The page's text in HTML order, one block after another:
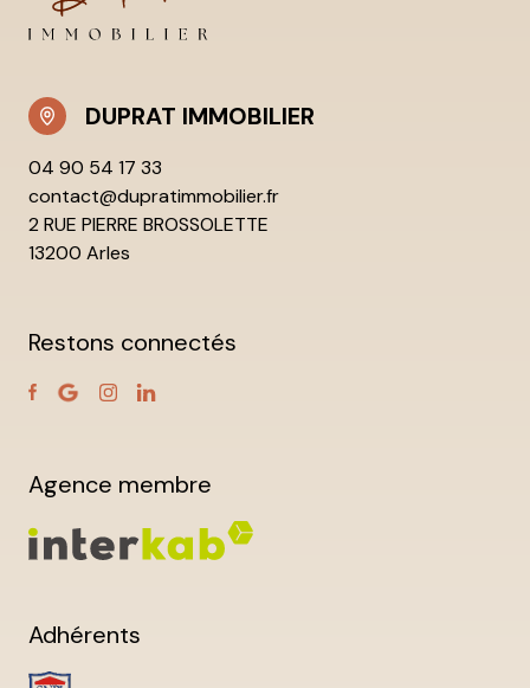
DUPRAT IMMOBILIER
04 90 54 17 33
contact@dupratimmobilier.fr
2 RUE PIERRE BROSSOLETTE
13200 Arles
Restons connectés
Agence membre
Adhérents